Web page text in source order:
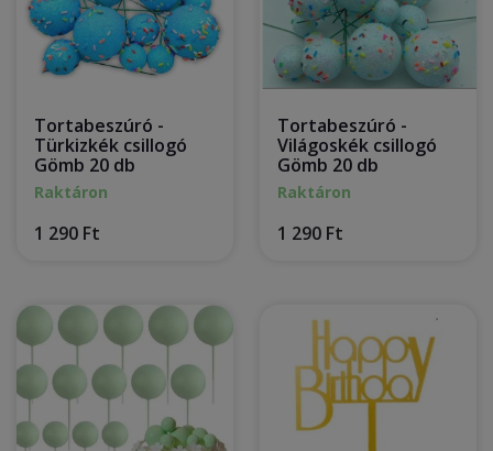
Tortabeszúró -
Türkizkék csillogó
Gömb 20 db
Raktáron
1 290 Ft
Tortabeszúró -
Világoskék csillogó
Gömb 20 db
Raktáron
1 290 Ft